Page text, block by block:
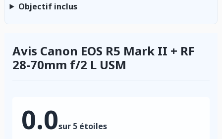
Objectif inclus
Avis Canon EOS R5 Mark II + RF
28-70mm f/2 L USM
0.0sur 5 étoiles